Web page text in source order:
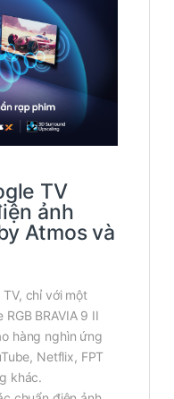
TV
ảnh
Atmos và
chỉ với một
BRAVIA 9 II
hàng nghìn ứng
Netflix, FPT
khác.